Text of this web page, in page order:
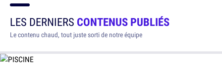
LES DERNIERS CONTENUS PUBLIÉS
Le contenu chaud, tout juste sorti de notre équipe